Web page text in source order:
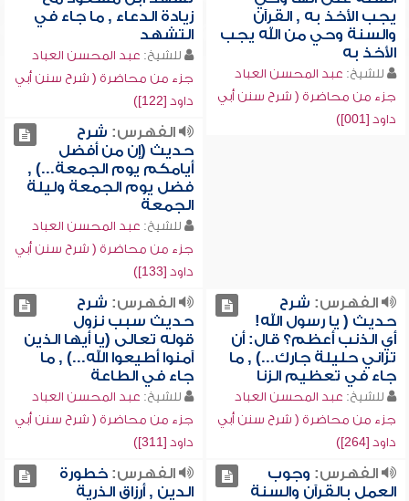
يجب الأخذ به , القرآن
والسنة وحي من الله يجب
الأخذ به
للشيخ: عبد المحسن العباد
جزء من محاضرة ( شرح سنن أبي
داود [001])
زيادة الدعاء , ما جاء في
التشهد
للشيخ: عبد المحسن العباد
جزء من محاضرة ( شرح سنن أبي
داود [122])
الفهرس: شرح
حديث (إن من أفضل
أيامكم يوم الجمعة...) ,
فضل يوم الجمعة وليلة
الجمعة
للشيخ: عبد المحسن العباد
جزء من محاضرة ( شرح سنن أبي
داود [133])
الفهرس: شرح
حديث ( يا رسول الله!
أي الذنب أعظم؟ قال: أن
تزاني حليلة جارك...) , ما
جاء في تعظيم الزنا
للشيخ: عبد المحسن العباد
جزء من محاضرة ( شرح سنن أبي
داود [264])
الفهرس: شرح
حديث سبب نزول
قوله تعالى (يا أيها الذين
آمنوا أطيعوا الله...) , ما
جاء في الطاعة
للشيخ: عبد المحسن العباد
جزء من محاضرة ( شرح سنن أبي
داود [311])
الفهرس: وجوب
العمل بالقرآن والسنة
الفهرس:خطورة
الدين , أرزاق الذرية